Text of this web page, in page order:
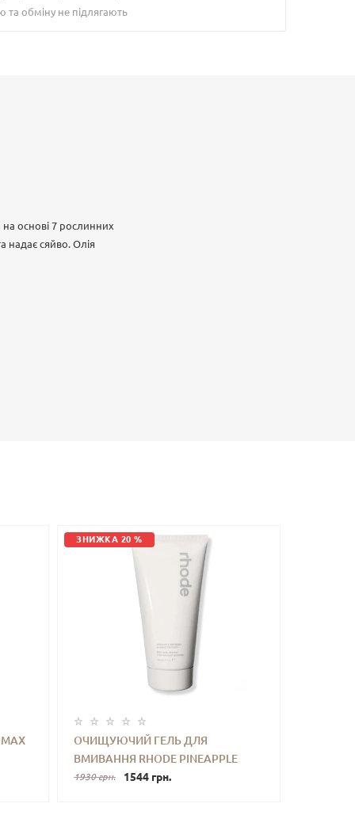
та обміну не підлягають
основі 7 рослинних
надає сяйво. Олія
ЗНИЖКА 20 %
ОЧИЩУЮЧИЙ ГЕЛЬ ДЛЯ
ВМИВАННЯ RHODE PINEAPPLE
REFRESH PGA DAILY CLEANSER 150
1930 грн. 1544 грн.